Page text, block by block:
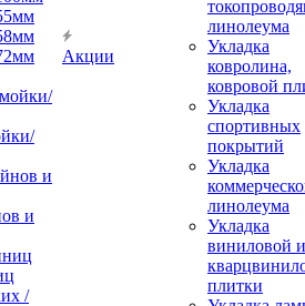
и
Акции
линолеума
Укладка
ковролина,
ковровой
Укладка
спортивных
покрытий
Укладка
линолеума
Укладка
виниловой и
плитки